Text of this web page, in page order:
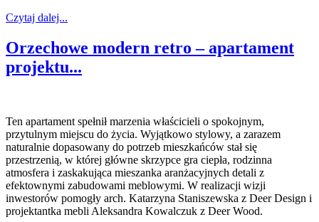
Czytaj dalej...
Orzechowe modern retro – apartament
projektu...
Ten apartament spełnił marzenia właścicieli o spokojnym,
przytulnym miejscu do życia. Wyjątkowo stylowy, a zarazem
naturalnie dopasowany do potrzeb mieszkańców stał się
przestrzenią, w której główne skrzypce gra ciepła, rodzinna
atmosfera i zaskakująca mieszanka aranżacyjnych detali z
efektownymi zabudowami meblowymi. W realizacji wizji
inwestorów pomogły arch. Katarzyna Staniszewska z Deer Design i
projektantka mebli Aleksandra Kowalczuk z Deer Wood.